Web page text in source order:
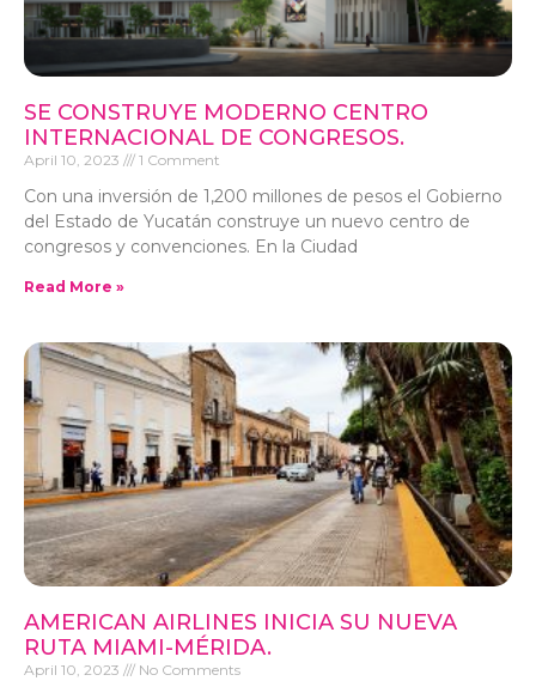
SE CONSTRUYE MODERNO CENTRO
INTERNACIONAL DE CONGRESOS.
April 10, 2023 1 Comment
Con una inversión de 1,200 millones de pesos el Gobierno
del Estado de Yucatán construye un nuevo centro de
congresos y convenciones. En la Ciudad
Read More »
AMERICAN AIRLINES INICIA SU NUEVA
RUTA MIAMI-MÉRIDA.
April 10, 2023 No Comments